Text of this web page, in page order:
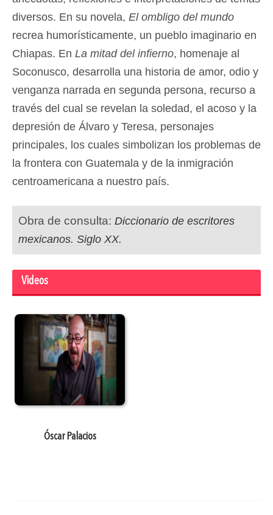
diversos. En su novela, El ombligo del mundo
recrea humorísticamente, un pueblo imaginario en
Chiapas. En La mitad del infierno, homenaje al
Soconusco, desarrolla una historia de amor, odio y
venganza narrada en segunda persona, recurso a
través del cual se revelan la soledad, el acoso y la
depresión de Álvaro y Teresa, personajes
principales, los cuales simbolizan los problemas de
la frontera con Guatemala y de la inmigración
centroamericana a nuestro país.
Obra de consulta: Diccionario de escritores
mexicanos. Siglo XX.
Videos
Óscar Palacios